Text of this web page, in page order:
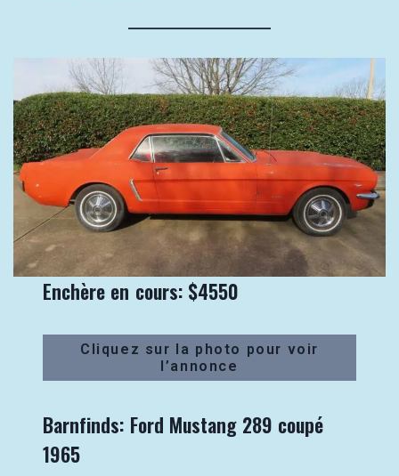
Enchère en cours: $4550
Cliquez sur la photo pour voir
l’annonce
Barnfinds: Ford Mustang 289 coupé
1965